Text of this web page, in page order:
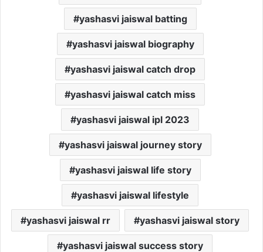
yashasvi jaiswal batting
yashasvi jaiswal biography
yashasvi jaiswal catch drop
yashasvi jaiswal catch miss
yashasvi jaiswal ipl 2023
yashasvi jaiswal journey story
yashasvi jaiswal life story
yashasvi jaiswal lifestyle
yashasvi jaiswal rr yashasvi jaiswal story
yashasvi jaiswal success story